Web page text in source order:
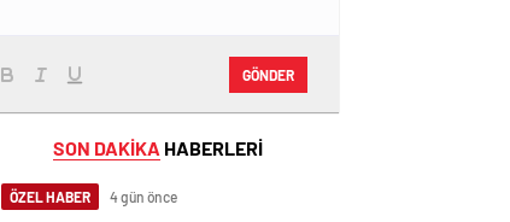
GÖNDER
SON DAKİKA HABERLERİ
ÖZEL HABER 4 gün önce